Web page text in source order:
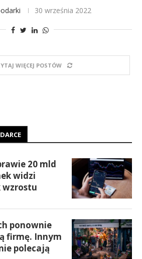
30 września 2022
WIĘCEJ POSTÓW
20 mld
widzi
wzrostu
ponownie
firmę. Innym
polecają